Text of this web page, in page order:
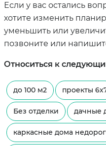
Если у вас остались
хотите изменить
уменьшить или
позвоните или
Относиться к
до 100 м2 проекты
Без отделки дачные
каркасные дома